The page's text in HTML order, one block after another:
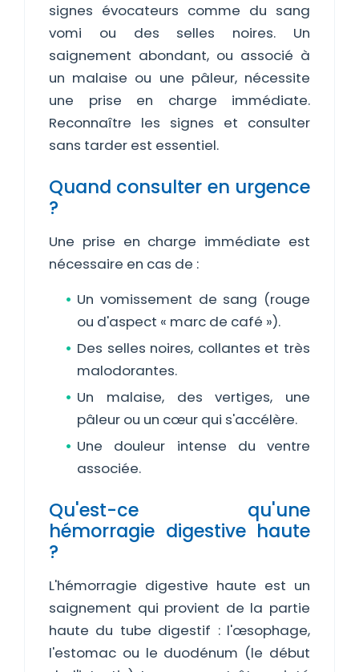
signes évocateurs comme du sang
vomi ou des selles noires. Un
saignement abondant, ou associé à
un malaise ou une pâleur, nécessite
une prise en charge immédiate.
Reconnaître les signes et consulter
sans tarder est essentiel.
Quand consulter en urgence
?
Une prise en charge immédiate est
nécessaire en cas de :
Un vomissement de sang (rouge
ou d'aspect « marc de café »).
Des selles noires, collantes et très
malodorantes.
Un malaise, des vertiges, une
pâleur ou un cœur qui s'accélère.
Une douleur intense du ventre
associée.
Qu'est-ce qu'une
hémorragie digestive haute
?
L'hémorragie digestive haute est un
saignement qui provient de la partie
haute du tube digestif : l'œsophage,
l'estomac ou le duodénum (le début